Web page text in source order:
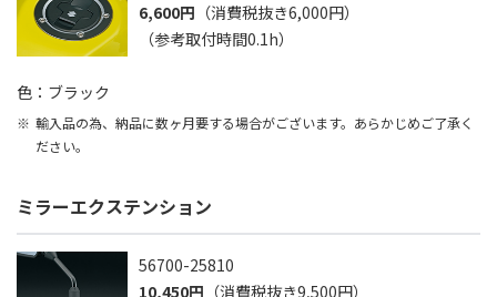
6,600円 （消費税抜き6,000円）
（参考取付時間0.1h）
色：ブラック
輸入品の為、納品に数ヶ月要する場合がございます。あらかじめご了承く
ださい。
ミラーエクステンション
56700-25810
10,450円 （消費税抜き9,500円）